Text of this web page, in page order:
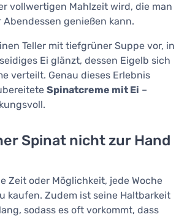
vollwertigen Mahlzeit wird, die man
genießen kann.
Teller mit tiefgrüner Suppe vor, in
Ei glänzt, dessen Eigelb sich
verteilt. Genau dieses Erlebnis
Spinatcreme mit Ei –
Spinat nicht zur Hand
Zeit oder Möglichkeit, jede Woche
kaufen. Zudem ist seine Haltbarkeit
sodass es oft vorkommt, dass